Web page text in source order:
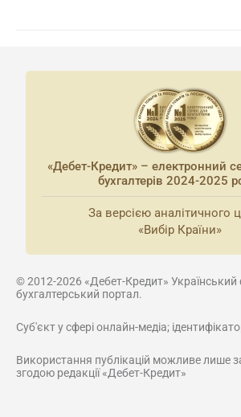
«Дебет-Кредит» – електронний
бухгалтерів 2024-2025
За версією аналітичного
«Вибір Країни»
© 2012-2026 «Дебет-Кредит» Український
бухгалтерський портал.
Суб'єкт у сфері онлайн-медіа;
Використання публікацій можливе лише
згодою редакції «Дебет-Кредит»